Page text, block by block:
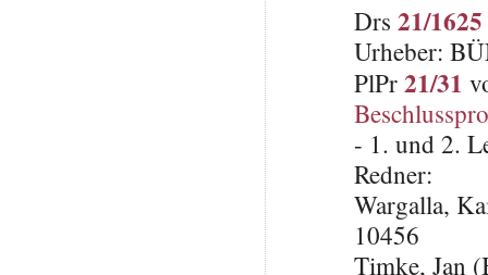
Drs 21/1625
Urheber:
PlPr21/31
- 1. und 2.
Redner:
Wargalla,
10456
Timke, Jan